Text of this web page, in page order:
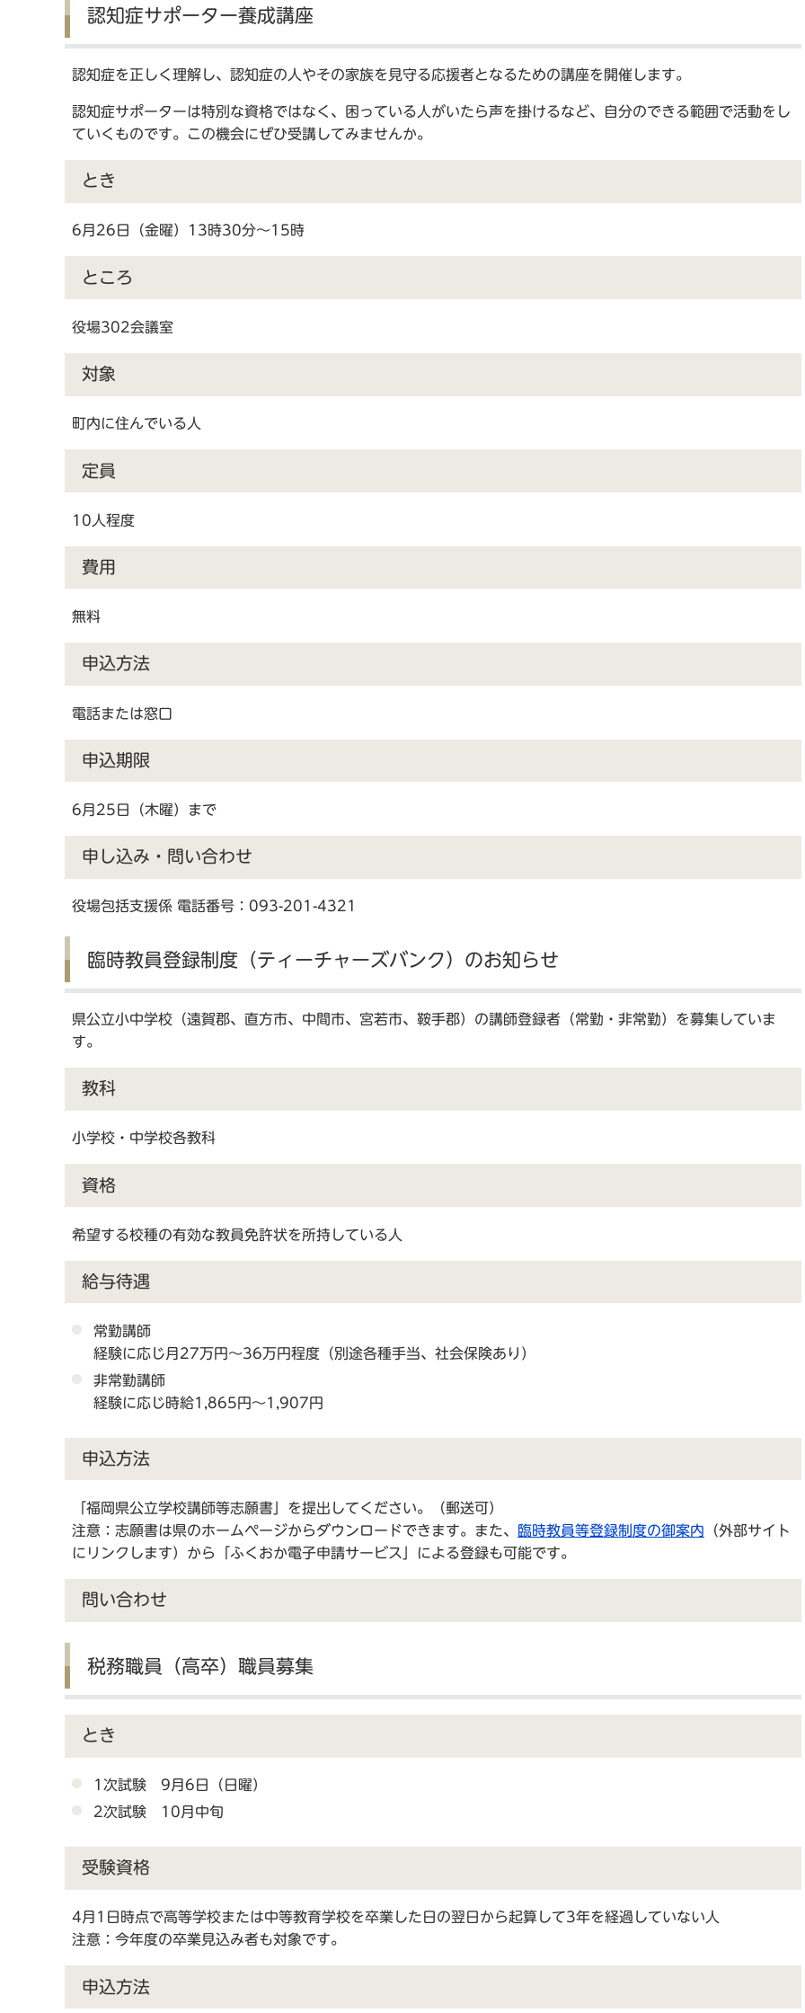
認知症サポーター養成講座
認知症を正しく理解し、認知症の人やその家族を見守る応援者となるための講座を開催します。
認知症サポーターは特別な資格ではなく、困っている人がいたら声を掛けるなど、自分のできる範囲で活動をし
ていくものです。この機会にぜひ受講してみませんか。
とき
6月26日（金曜）13時30分～15時
ところ
役場302会議室
対象
町内に住んでいる人
定員
10人程度
費用
無料
申込方法
電話または窓口
申込期限
6月25日（木曜）まで
申し込み・問い合わせ
役場包括支援係 電話番号：093-201-4321
臨時教員登録制度（ティーチャーズバンク）のお知らせ
県公立小中学校（遠賀郡、直方市、中間市、宮若市、鞍手郡）の講師登録者（常勤・非常勤）を募集していま
す。
教科
小学校・中学校各教科
資格
希望する校種の有効な教員免許状を所持している人
給与待遇
常勤講師
経験に応じ月27万円～36万円程度（別途各種手当、社会保険あり）
非常勤講師
経験に応じ時給1,865円～1,907円
申込方法
「福岡県公立学校講師等志願書」を提出してください。（郵送可）
注意：志願書は県のホームページからダウンロードできます。また、
臨時教員等登録制度の御案内 （外部サイト
にリンクします）から「ふくおか電子申請サービス」による登録も可能です。
問い合わせ
税務職員（高卒）職員募集
とき
1次試験 9月6日（日曜）
2次試験 10月中旬
受験資格
4月1日時点で高等学校または中等教育学校を卒業した日の翌日から起算して3年を経過していない人
注意：今年度の卒業見込み者も対象です。
申込方法